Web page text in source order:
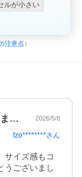
ルが小さい
注意点 ）
小学生の妹達のご褒美として楽しめてます… 2026/5/8
fzo********さん
サイズ感もコ
うございまし